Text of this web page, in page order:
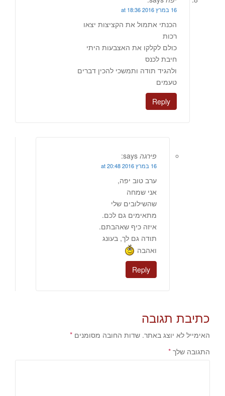
16 במרץ 2016 at 18:36
הכנתי אתמול את הקציצות יצאו
רכות
כולם לקלקו את האצבעות היתי
חיבת לכנס
ולהגיד תודה ותמשכי להכין דברים
טעמים
Reply
פירגה says:
16 במרץ 2016 at 20:48
ערב טוב יפה,
אני שמחה
שהשילובים שלי
מתאימים גם לכם.
איזה כיף שאהבתם.
תודה גם לך, בעונג
ואהבה
Reply
כתיבת תגובה
האימייל לא יוצג באתר. שדות החובה מסומנים *
התגובה שלך *